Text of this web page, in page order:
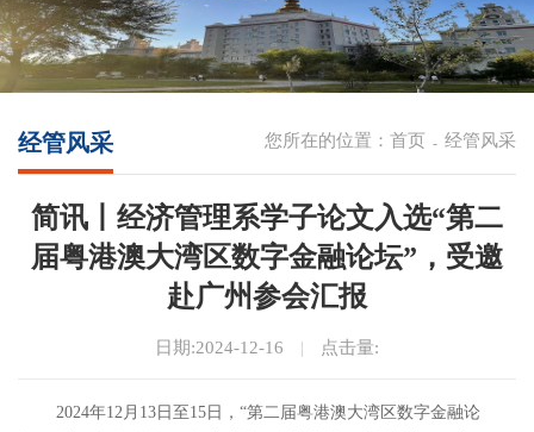
您所在的位置： 首页 - 经管风采
经管风采
简讯丨经济管理系学子论文入选“第二
届粤港澳大湾区数字金融论坛”，受邀
赴广州参会汇报
日期:2024-12-16 | 点击量:
2024年12月13日至15日，“第二届粤港澳大湾区数字金融论